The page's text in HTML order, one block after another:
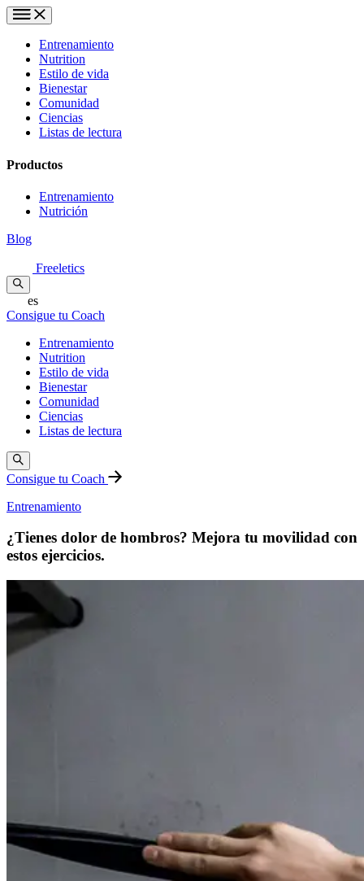
Entrenamiento
Nutrition
Estilo de vida
Bienestar
Comunidad
Ciencias
Listas de lectura
Productos
Entrenamiento
Nutrición
Blog
Freeletics
es
Consigue tu Coach
Entrenamiento
Nutrition
Estilo de vida
Bienestar
Comunidad
Ciencias
Listas de lectura
Consigue tu Coach
Entrenamiento
¿Tienes dolor de hombros? Mejora tu movilidad con
estos ejercicios.